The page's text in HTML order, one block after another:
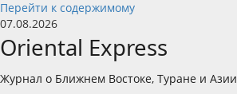
Перейти к содержимому
07.08.2026
Oriental Express
Журнал о Ближнем Востоке, Туране и Азии